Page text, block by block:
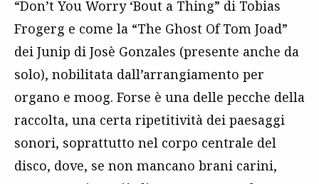
“Don’t You Worry ‘Bout a Thing” di Tobias
Frogerg e come la “The Ghost Of Tom Joad”
dei Junip di Josè Gonzales (presente anche da
solo), nobilitata dall’arrangiamento per
organo e moog. Forse è una delle pecche della
raccolta, una certa ripetitività dei paesaggi
sonori, soprattutto nel corpo centrale del
disco, dove, se non mancano brani carini,